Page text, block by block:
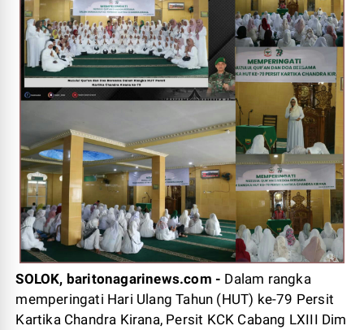
SOLOK, baritonagarinews.com - Dalam rangka
memperingati Hari Ulang Tahun (HUT) ke-79 Persit
Kartika Chandra Kirana, Persit KCK Cabang LXIII Dim